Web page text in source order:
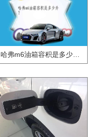
哈弗m6油箱容积是多少升？